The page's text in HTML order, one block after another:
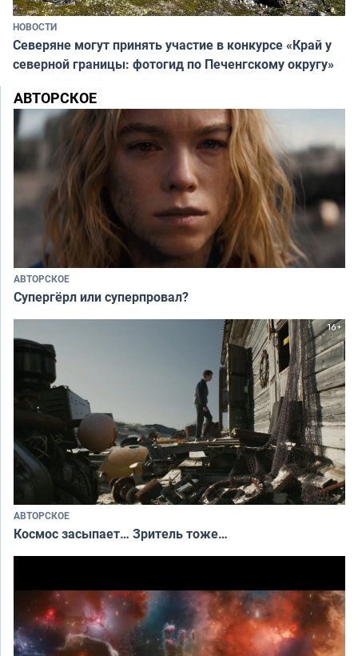
НОВОСТИ
Северяне могут принять участие в конкурсе «Край у
северной границы: фотогид по Печенгскому округу»
АВТОРСКОЕ
АВТОРСКОЕ
Супергёрл или суперпровал?
АВТОРСКОЕ
Космос засыпает… Зритель тоже…